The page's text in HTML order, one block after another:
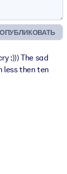
ОПУБЛИКОВАТЬ
:))) The sad
less then ten